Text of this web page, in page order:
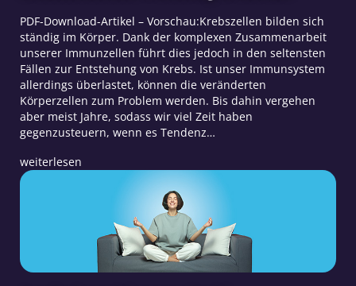
PDF-Download-Artikel – Vorschau:Krebszellen bilden sich
ständig im Körper. Dank der komplexen Zusammenarbeit
unserer Immunzellen führt dies jedoch in den seltensten
Fällen zur Entstehung von Krebs. Ist unser Immunsystem
allerdings überlastet, können die veränderten
Körperzellen zum Problem werden. Bis dahin vergehen
aber meist Jahre, sodass wir viel Zeit haben
gegenzusteuern, wenn es Tendenz…
weiterlesen